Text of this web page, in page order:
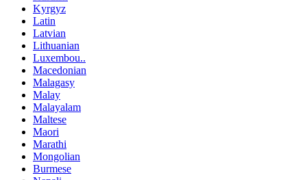
Kyrgyz
Latin
Latvian
Lithuanian
Luxembou..
Macedonian
Malagasy
Malay
Malayalam
Maltese
Maori
Marathi
Mongolian
Burmese